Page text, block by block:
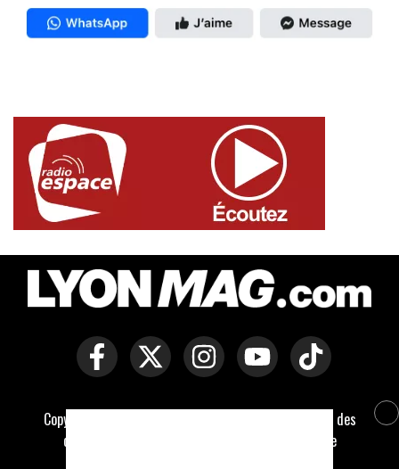
Copyright © Lyon Mag -
Politique des
cookies
Conditions générales de vente